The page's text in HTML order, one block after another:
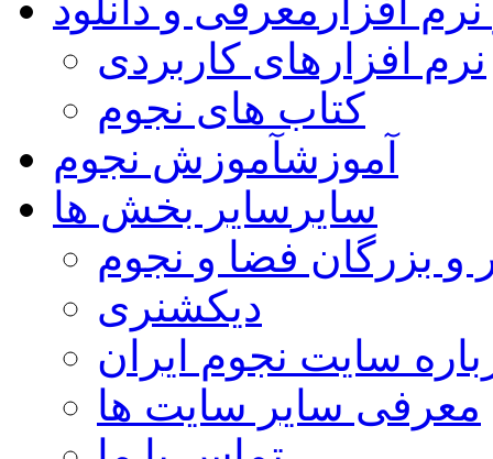
نرم افزارهای کاربردی
کتاب های نجوم
آموزشآموزش نجوم
سایر سایر بخش ها
و بزرگان فضا و نجوم
دیکشنری
سایت نجوم ایران
معرفی سایر سایت ها